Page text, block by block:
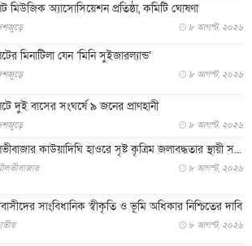
মিউজিক অ্যাসোসিয়েশন প্রতিষ্ঠা, কমিটি ঘোষণা
৮ আগস্ট, ২০২৬
মিনাটিলা যেন ‘মিনি সুইজারল্যান্ড’
৮ আগস্ট, ২০২৬
দুই বাসের সংঘর্ষে ৯ জনের প্রাণহানী
৮ আগস্ট, ২০২৬
কাউয়াদিঘি হাওরে সৃষ্ট কৃত্রিম জলাবদ্ধতার স্থায়ী স...
৮ আগস্ট, ২০২৬
সাংবিধানিক স্বীকৃতি ও ভূমি অধিকার নিশ্চিতের দাবি
৮ আগস্ট, ২০২৬